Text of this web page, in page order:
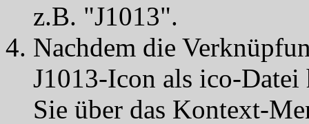
z.B. "J1013".
Nachdem die
J1013-Icon als ico-
Sie über das Kontext-